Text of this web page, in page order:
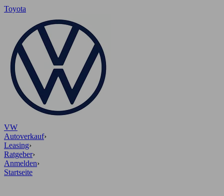
Toyota
VW
Autoverkauf›
Leasing›
Ratgeber›
Anmelden›
Startseite